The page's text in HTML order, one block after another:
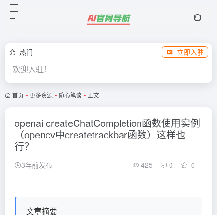
热门 立即入驻
欢迎入驻！
首页 • 更多资源 • 随心笔谈 • 正文
openai createChatCompletion函数使用实例
（opencv中createtrackbar函数）这样也
行？
3年前发布 425 0 0
文章摘要